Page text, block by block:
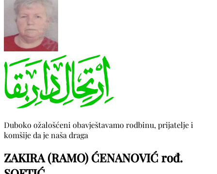
Duboko ožalošćeni obavještavamo rodbinu, prijatelje i
komšije da je naša draga
ZAKIRA (RAMO) ĆENANOVIĆ rođ.